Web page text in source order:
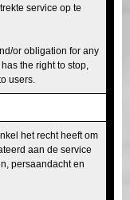
service op te
or obligation for any
the right to stop,
users.
het recht heeft om
aan de service
persaandacht en